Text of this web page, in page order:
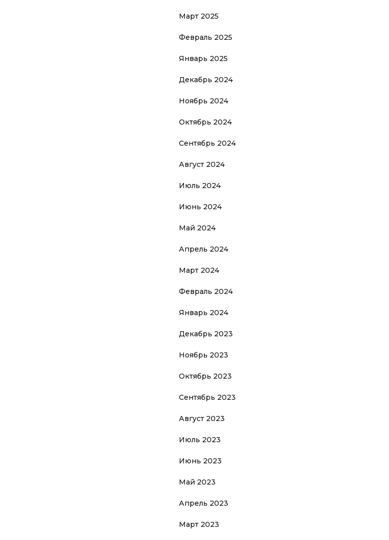
Март 2025
Февраль 2025
Январь 2025
Декабрь 2024
Ноябрь 2024
Октябрь 2024
Сентябрь 2024
Август 2024
Июль 2024
Июнь 2024
Май 2024
Апрель 2024
Март 2024
Февраль 2024
Январь 2024
Декабрь 2023
Ноябрь 2023
Октябрь 2023
Сентябрь 2023
Август 2023
Июль 2023
Июнь 2023
Май 2023
Апрель 2023
Март 2023